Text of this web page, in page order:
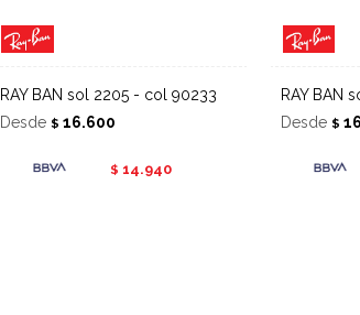
RAY BAN sol 2205 - col 90233
Desde $ 16.600
$ 14.940
RAY
Desde$